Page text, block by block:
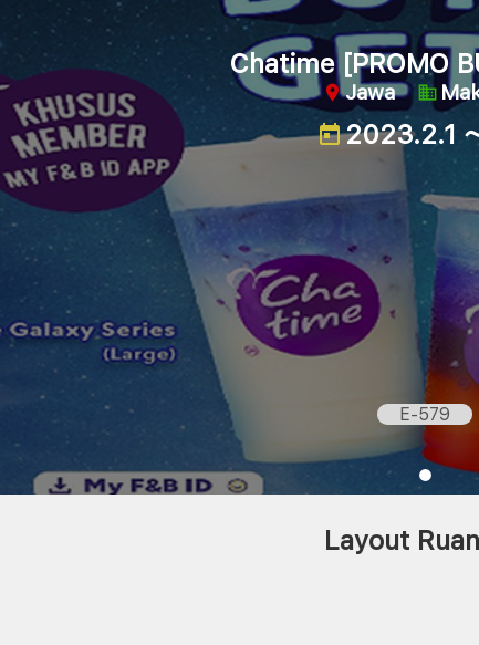
Chatime [PROMO
Jawa
2023.2.1
E-579
Layout